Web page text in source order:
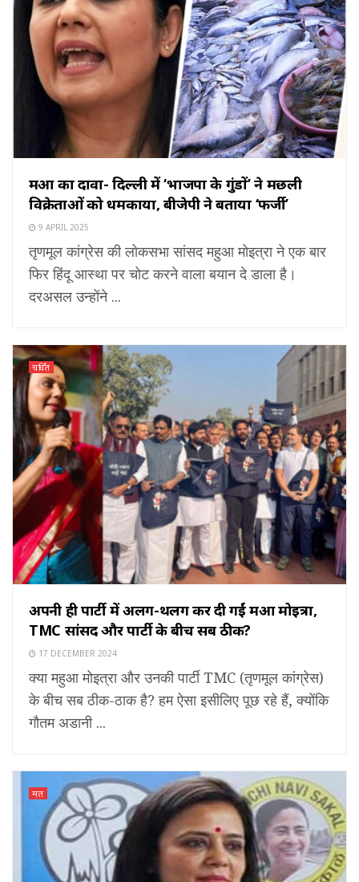
महुआ का दावा- दिल्ली में ‘भाजपा के गुंडों’ ने मछली
विक्रेताओं को धमकाया, बीजेपी ने बताया ‘फर्जी’
9 APRIL 2025
तृणमूल कांग्रेस की लोकसभा सांसद महुआ मोइत्रा ने एक बार
फिर हिंदू आस्था पर चोट करने वाला बयान दे डाला है।
दरअसल उन्होंने ...
चर्चित
अपनी ही पार्टी में अलग-थलग कर दी गईं महुआ मोइत्रा,
TMC सांसद और पार्टी के बीच सब ठीक?
17 DECEMBER 2024
क्या महुआ मोइत्रा और उनकी पार्टी TMC (तृणमूल कांग्रेस)
के बीच सब ठीक-ठाक है? हम ऐसा इसीलिए पूछ रहे हैं, क्योंकि
गौतम अडानी ...
मत